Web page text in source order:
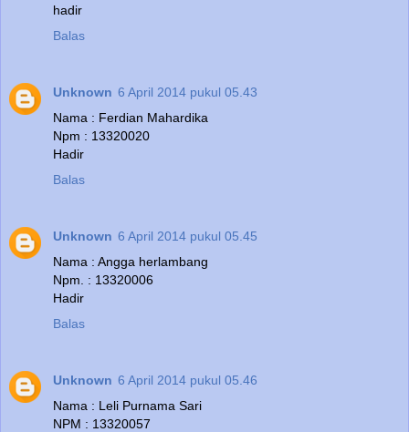
hadir
Balas
Unknown 6 April 2014 pukul 05.43
Nama : Ferdian Mahardika
Npm : 13320020
Hadir
Balas
Unknown 6 April 2014 pukul 05.45
Nama : Angga herlambang
Npm. : 13320006
Hadir
Balas
Unknown 6 April 2014 pukul 05.46
Nama : Leli Purnama Sari
NPM : 13320057